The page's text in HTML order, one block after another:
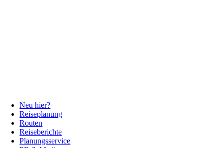
Neu hier?
Reiseplanung
Routen
Reiseberichte
Planungsservice